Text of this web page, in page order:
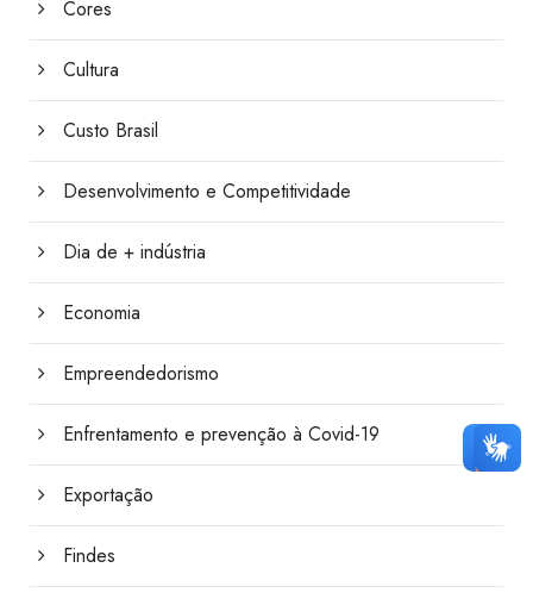
Cores
Cultura
Custo Brasil
Desenvolvimento e Competitividade
Dia de + indústria
Economia
Empreendedorismo
Enfrentamento e prevenção à Covid-19
Exportação
Findes